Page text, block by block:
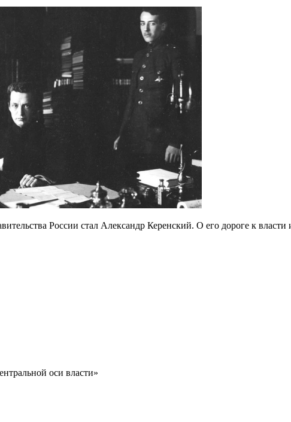
России стал Александр Керенский. О его дороге к